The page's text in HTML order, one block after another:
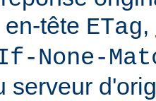
tête ETag,
None-
serveur